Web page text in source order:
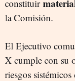
constituir
la Comisión.
El Ejecutivo
X cumple con su
riesgos